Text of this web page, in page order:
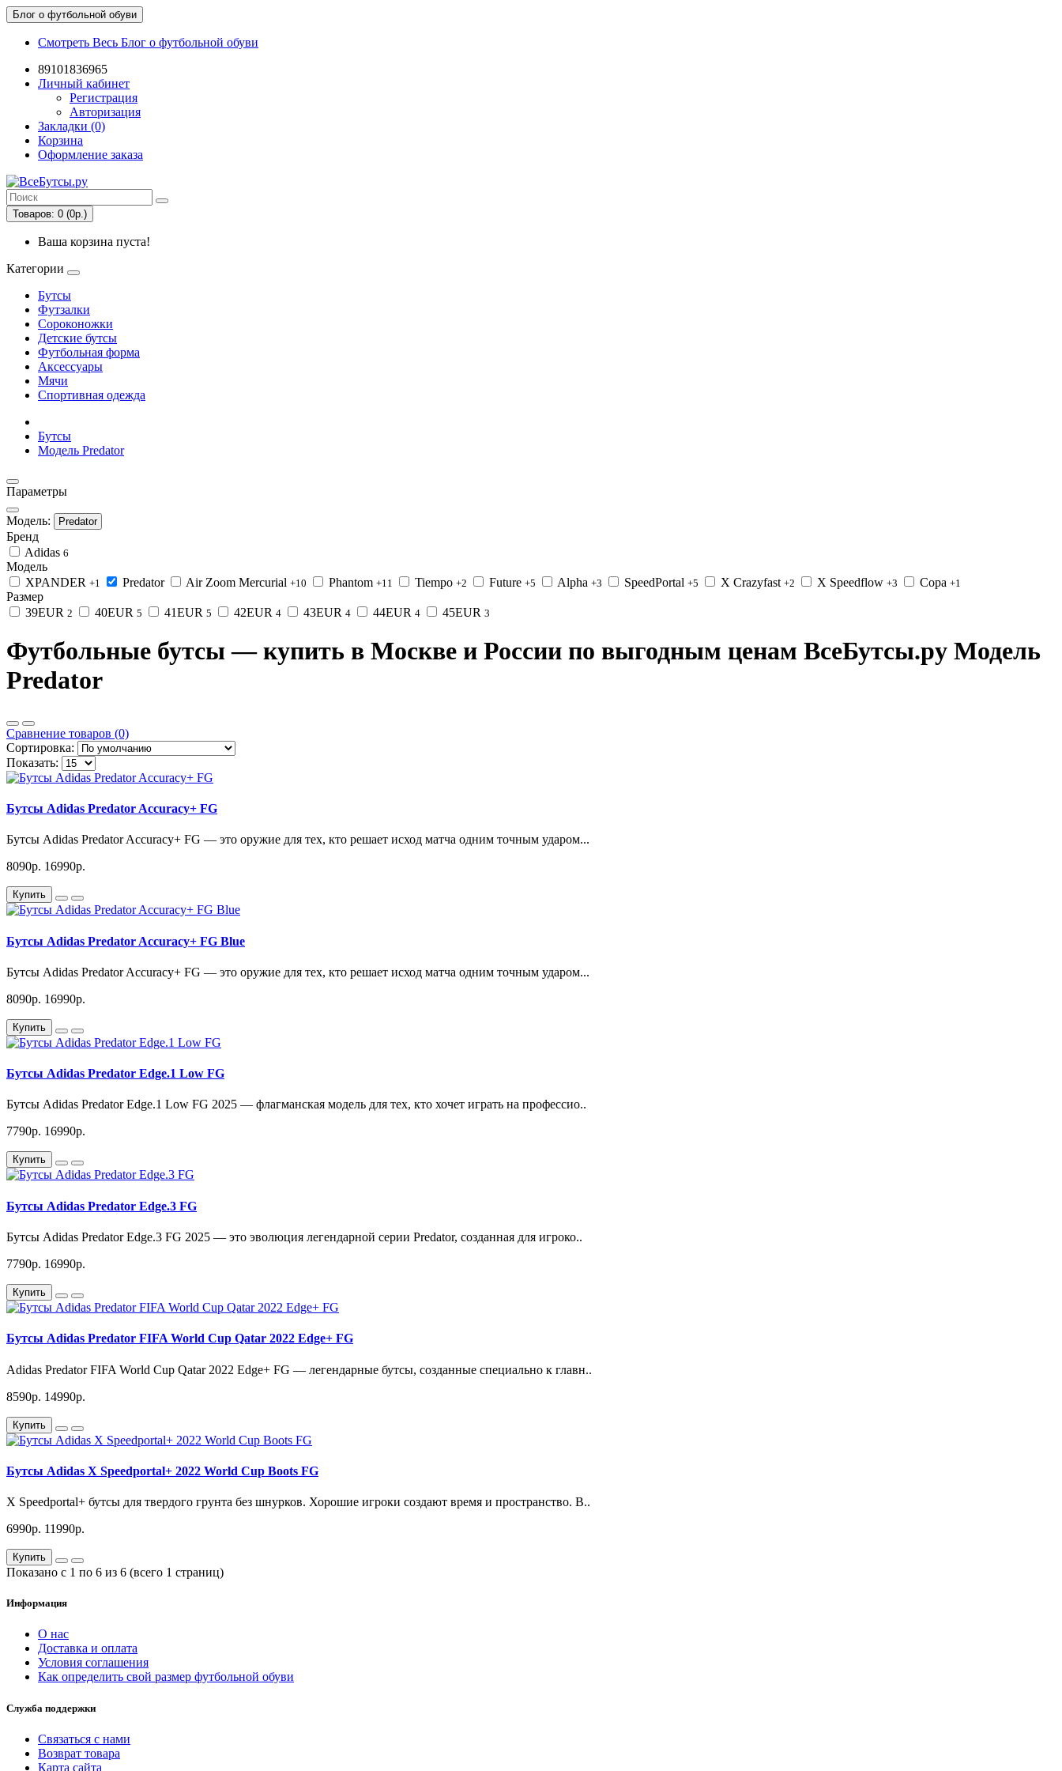
Блог о футбольной обуви
Смотреть Весь Блог о футбольной обуви
89101836965
Личный кабинет
Регистрация
Авторизация
Закладки (0)
Корзина
Оформление заказа
Товаров: 0 (0р.)
Ваша корзина пуста!
Категории
Бутсы
Футзалки
Сороконожки
Детские бутсы
Футбольная форма
Аксессуары
Мячи
Спортивная одежда
Бутсы
Модель Predator
Параметры
Модель: Predator
Бренд
Adidas 6
Модель
XPANDER +1 Predator Air Zoom Mercurial +10 Phantom +11 Tiempo +2 Future +5 Alpha +3 SpeedPortal +5 X Crazyfast +2 X Speedflow +3 Copa +1
Размер
39EUR 2 40EUR 5 41EUR 5 42EUR 4 43EUR 4 44EUR 4 45EUR 3
Футбольные бутсы — купить в Москве и России по выгодным ценам ВсеБутсы.ру Модель
Predator
Сравнение товаров (0)
Сортировка:
Показать:
Бутсы Adidas Predator Accuracy+ FG
Бутсы Adidas Predator Accuracy+ FG — это оружие для тех, кто решает исход матча одним точным ударом...
8090р. 16990р.
Купить
Бутсы Adidas Predator Accuracy+ FG Blue
Бутсы Adidas Predator Accuracy+ FG — это оружие для тех, кто решает исход матча одним точным ударом...
8090р. 16990р.
Купить
Бутсы Adidas Predator Edge.1 Low FG
Бутсы Adidas Predator Edge.1 Low FG 2025 — флагманская модель для тех, кто хочет играть на профессио..
7790р. 16990р.
Купить
Бутсы Adidas Predator Edge.3 FG
Бутсы Adidas Predator Edge.3 FG 2025 — это эволюция легендарной серии Predator, созданная для игроко..
7790р. 16990р.
Купить
Бутсы Adidas Predator FIFA World Cup Qatar 2022 Edge+ FG
Adidas Predator FIFA World Cup Qatar 2022 Edge+ FG — легендарные бутсы, созданные специально к главн..
8590р. 14990р.
Купить
Бутсы Adidas X Speedportal+ 2022 World Cup Boots FG
X Speedportal+ бутсы для твердого грунта без шнурков. Хорошие игроки создают время и пространство. В..
6990р. 11990р.
Купить
Показано с 1 по 6 из 6 (всего 1 страниц)
Информация
О нас
Доставка и оплата
Условия соглашения
Как определить свой размер футбольной обуви
Служба поддержки
Связаться с нами
Возврат товара
Карта сайта